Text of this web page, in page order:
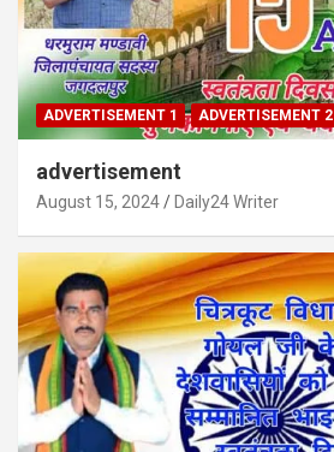
ADVERTISEMENT 1 ADVERTISEMENT 2
advertisement
August 15, 2024 Daily24 Writer